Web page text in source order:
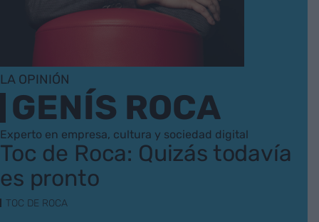
LA OPINIÓN
GENÍS ROCA
Experto en empresa, cultura y sociedad digital
Toc de Roca: Quizás todavía
es pronto
TOC DE ROCA